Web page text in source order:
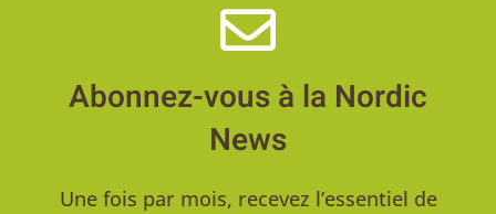
Abonnez-vous à la Nordic
News
Une fois par mois, recevez l’essentiel de